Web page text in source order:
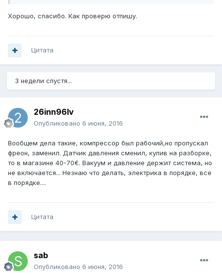
Хорошо, спасибо. Как проверю отпишу.
Цитата
3 недели спустя...
26inn96lv
Опубликовано 6 июня, 2016
Вообщем дела такие, компрессор был рабочий,но пропускал
фреон, заменил. Датчик давления сменил, купив на разборке,
то в магазине 40-70€. Вакуум и давление держит система, но
не включается... Незнаю что делать, электрика в порядке, все
в порядке....
Цитата
sab
Опубликовано 6 июня, 2016